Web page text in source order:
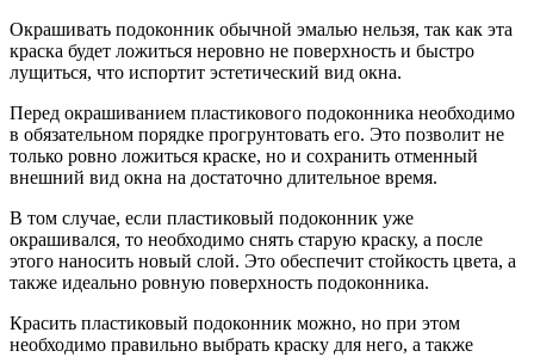
Окрашивать подоконник обычной эмалью нельзя, так как эта
краска будет ложиться неровно не поверхность и быстро
лущиться, что испортит эстетический вид окна.
Перед окрашиванием пластикового подоконника необходимо
в обязательном порядке прогрунтовать его. Это позволит не
только ровно ложиться краске, но и сохранить отменный
внешний вид окна на достаточно длительное время.
В том случае, если пластиковый подоконник уже
окрашивался, то необходимо снять старую краску, а после
этого наносить новый слой. Это обеспечит стойкость цвета, а
также идеально ровную поверхность подоконника.
Красить пластиковый подоконник можно, но при этом
необходимо правильно выбрать краску для него, а также